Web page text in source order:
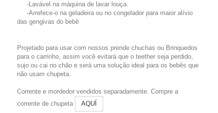
-Lavável na máquina de lavar louça.
-Arrefece-o na geladeira ou no congelador para maior alívio
das gengivas do bebê
Projetado para usar com nossos prende chuchas ou Brinquedos
para o carrinho, assim você evitará que o teether seja perdido,
sujo ou cai no chão e será uma solução ideal para os bebês que
não usam chupeta.
Corrente e mordedor vendidos separadamente. Compre a
corrente de chupeta
AQUÍ